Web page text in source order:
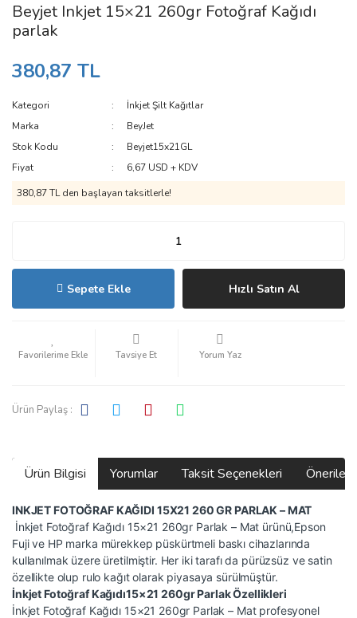
Beyjet Inkjet 15×21 260gr Fotoğraf Kağıdı
parlak
380,87 TL
Kategori
İnkjet Şilt Kağıtlar
Marka
BeyJet
Stok Kodu
Beyjet15x21GL
Fiyat
6,67 USD + KDV
380,87 TL den başlayan taksitlerle!
Sepete Ekle Hızlı Satın Al
Tavsiye Et Yorum Yaz
Ürün Paylaş :
Ürün Bilgisi Yorumlar Taksit Seçenekleri
INKJET FOTOĞRAF KAĞIDI 15X21 260 GR PARLAK – MAT
İnkjet Fotoğraf Kağıdı 15×21 260gr Parlak – Mat ürünü,Epson
Fuji ve HP marka mürekkep püskürtmeli baskı cihazlarında
kullanılmak üzere üretilmiştir. Her iki tarafı da pürüzsüz ve satin
özellikte olup rulo kağıt olarak piyasaya sürülmüştür.
İnkjet Fotoğraf Kağıdı15×21 260gr Parlak Özellikleri
İnkjet Fotoğraf Kağıdı 15×21 260gr Parlak – Mat profesyonel